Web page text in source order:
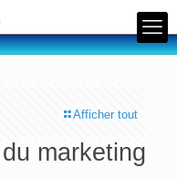
Afficher tout
marketing